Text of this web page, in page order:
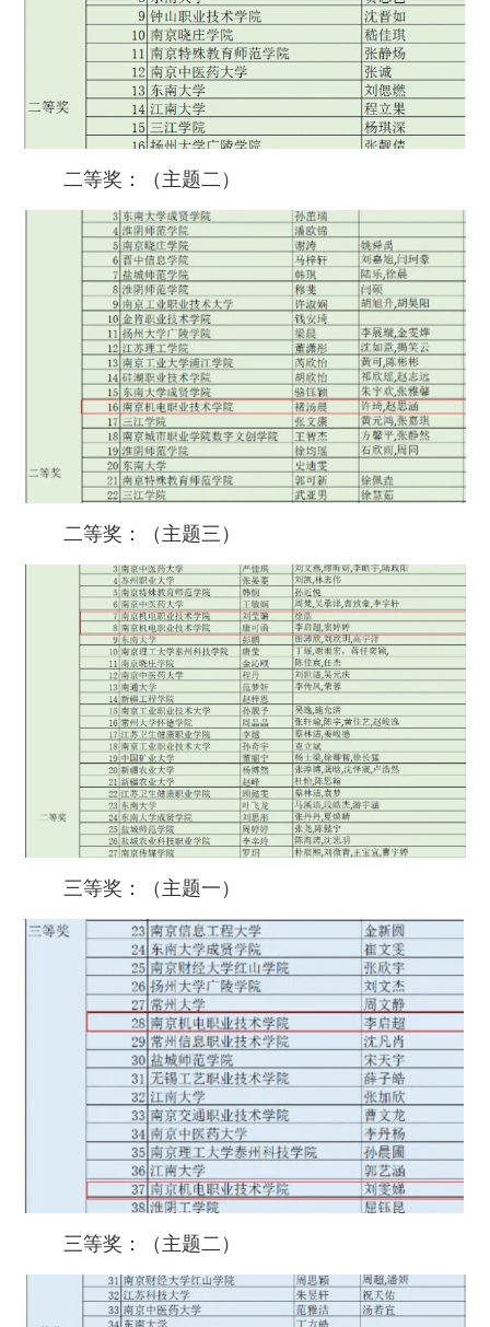
二等奖：（主题二）
二等奖：（主题三）
三等奖：（主题一）
三等奖：（主题二）